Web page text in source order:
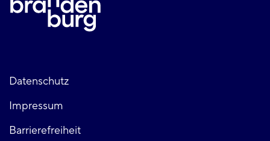
Fußzeile
links
Datenschutz
Impressum
Barrierefreiheit